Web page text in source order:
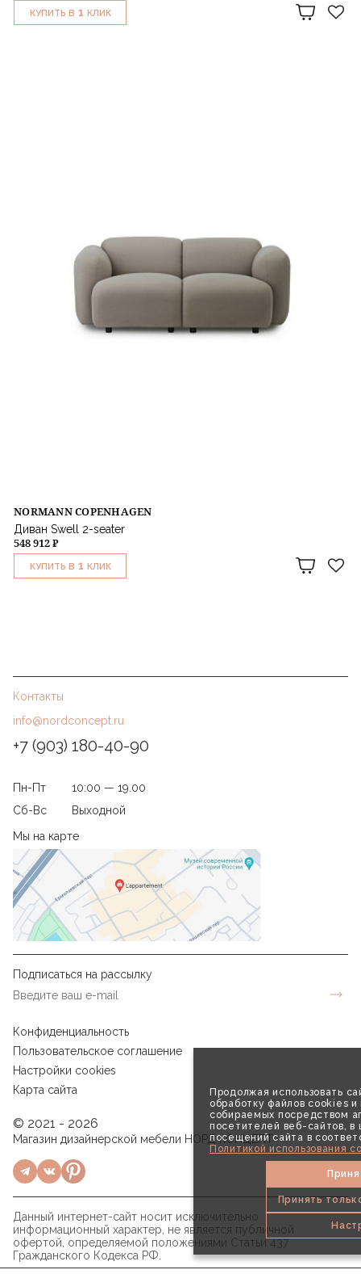
Продолжая использовать
обработку файлов cookies и
собираемых посредством
посетителей веб-сайтов, в
посещений сайта в
Политикой использования
Принять
КУПИТЬ В 1 КЛИК
NORMANN COPENHAGEN
Диван Swell 2-seater
548 912 ₽
КУПИТЬ В 1 КЛИК
Контакты
info@nordconcept.ru
+7 (903) 180-40-90
Пн-Пт
10:00 — 19.00
Сб-Вс
Выходной
Мы на карте
Подписаться на рассылку
Конфиденциальность
Пользовательское соглашение
Настройки cookies
Карта сайта
© 2021 - 2026
Магазин дизайнерской мебели НОРД КОНЦЕПТ
Данный интернет-сайт носит исключительно
информационный характер, не является публичной
офертой, определяемой положениями Статьи 437
Гражданского Кодекса РФ.